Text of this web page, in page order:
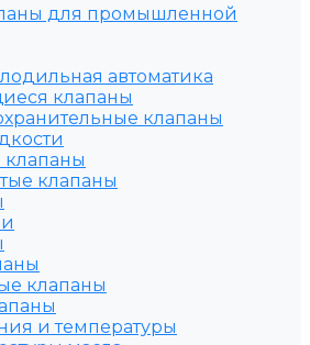
для промышленной
автоматика
клапаны
клапаны
клапаны
клапаны
клапаны
и температуры